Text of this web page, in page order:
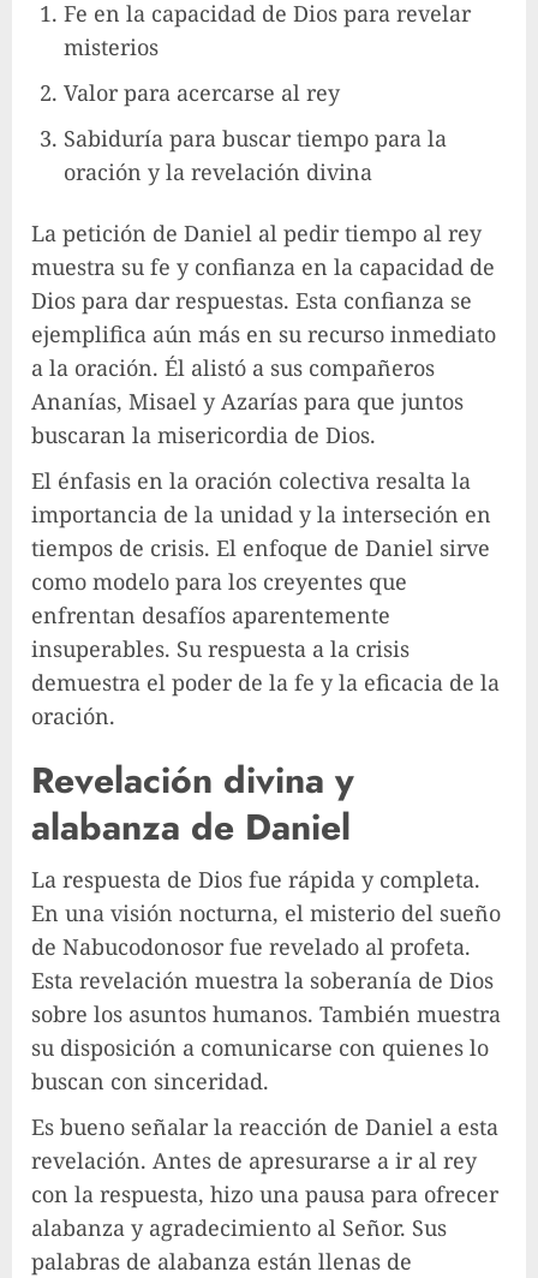
Fe en la capacidad de Dios para revelar
misterios
Valor para acercarse al rey
Sabiduría para buscar tiempo para la
oración y la revelación divina
La petición de Daniel al pedir tiempo al rey
muestra su fe y confianza en la capacidad de
Dios para dar respuestas. Esta confianza se
ejemplifica aún más en su recurso inmediato
a la oración. Él alistó a sus compañeros
Ananías, Misael y Azarías para que juntos
buscaran la misericordia de Dios.
El énfasis en la oración colectiva resalta la
importancia de la unidad y la interseción en
tiempos de crisis. El enfoque de Daniel sirve
como modelo para los creyentes que
enfrentan desafíos aparentemente
insuperables. Su respuesta a la crisis
demuestra el poder de la fe y la eficacia de la
oración.
Revelación divina y
alabanza de Daniel
La respuesta de Dios fue rápida y completa.
En una visión nocturna, el misterio del sueño
de Nabucodonosor fue revelado al profeta.
Esta revelación muestra la soberanía de Dios
sobre los asuntos humanos. También muestra
su disposición a comunicarse con quienes lo
buscan con sinceridad.
Es bueno señalar la reacción de Daniel a esta
revelación. Antes de apresurarse a ir al rey
con la respuesta, hizo una pausa para ofrecer
alabanza y agradecimiento al Señor. Sus
palabras de alabanza están llenas de